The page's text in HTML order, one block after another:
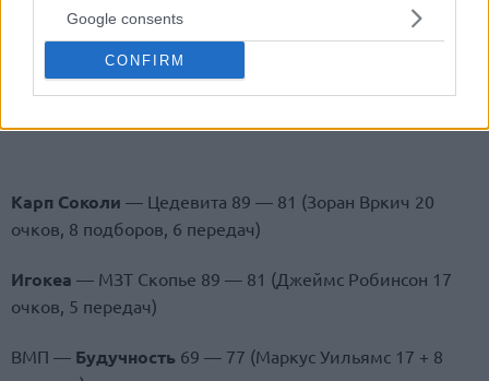
Google consents
CONFIRM
Карп Соколи — Цедевита 89 — 81 (Зоран Вркич 20
очков, 8 подборов, 6 передач)
Игокеа — МЗТ Скопье 89 — 81 (Джеймс Робинсон 17
очков, 5 передач)
ВМП — Будучность 69 — 77 (Маркус Уильямс 17 + 8